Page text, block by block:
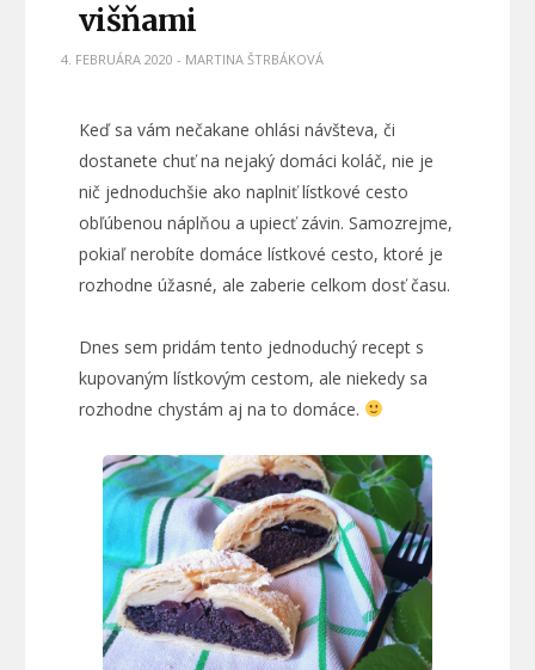
višňami
4. FEBRUÁRA 2020 - MARTINA ŠTRBÁKOVÁ
Keď sa vám nečakane ohlási návšteva, či
dostanete chuť na nejaký domáci koláč, nie je
nič jednoduchšie ako naplniť lístkové cesto
obľúbenou náplňou a upiecť závin. Samozrejme,
pokiaľ nerobíte domáce lístkové cesto, ktoré je
rozhodne úžasné, ale zaberie celkom dosť času.
Dnes sem pridám tento jednoduchý recept s
kupovaným lístkovým cestom, ale niekedy sa
rozhodne chystám aj na to domáce.